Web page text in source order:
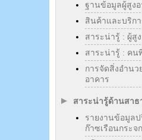
ฐานข้อมูลผู้สูง
สินค้าและบริก
สาระน่ารู้ : ผู้สู
สาระน่ารู้ : คน
การจัดสิ่งอำน
อาคาร
สาระน่ารู้ด้านสา
รายงานข้อมูล
ก๊าซเรือนกระจก